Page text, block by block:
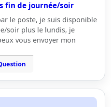
fin de journée/soir
le poste, je suis disponible
soir plus le lundis, je
vous envoyer mon